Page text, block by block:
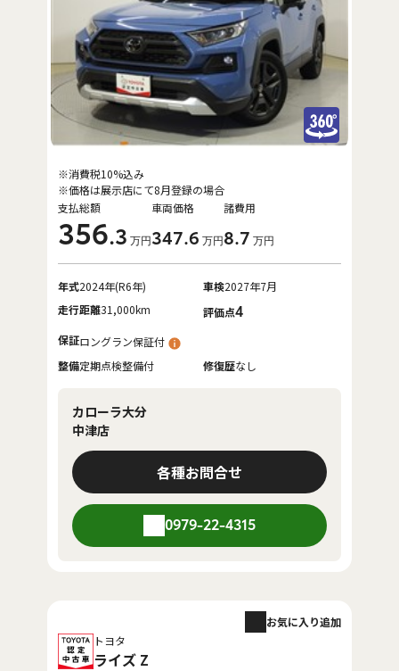
支払総額
356.3 万円
車両価格
347.6 万円
諸費用
8.7 万円
※消費税10%込み
※価格は展示店にて8月登録の場合
年式2024年(R6年) 車検2027年7月
走行距離31,000km 評価点4
保証ロングラン保証付
整備定期点検整備付 修復歴なし
カローラ大分
中津店
各種お問合せ
0979-22-4315
トヨタ
ライズ Z
お気に入り追加